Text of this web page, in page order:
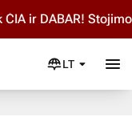
ČIA ir DABAR!
LT